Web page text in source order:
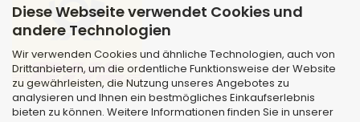
Diese Webseite verwendet Cookies und
andere Technologien
Wir verwenden Cookies und ähnliche Technologien, auch von
Drittanbietern, um die ordentliche Funktionsweise der Website
zu gewährleisten, die Nutzung unseres Angebotes zu
analysieren und Ihnen ein bestmögliches Einkaufserlebnis
bieten zu können. Weitere Informationen finden Sie in unserer